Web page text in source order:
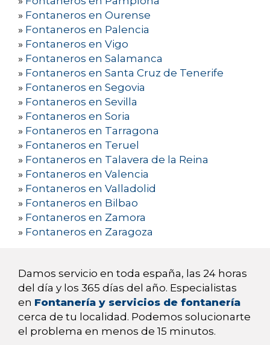
» Fontaneros en Ourense
» Fontaneros en Palencia
» Fontaneros en Vigo
» Fontaneros en Salamanca
» Fontaneros en Santa Cruz de Tenerife
» Fontaneros en Segovia
» Fontaneros en Sevilla
» Fontaneros en Soria
» Fontaneros en Tarragona
» Fontaneros en Teruel
» Fontaneros en Talavera de la Reina
» Fontaneros en Valencia
» Fontaneros en Valladolid
» Fontaneros en Bilbao
» Fontaneros en Zamora
» Fontaneros en Zaragoza
Damos servicio en toda españa, las 24 horas
del día y los 365 días del año. Especialistas
en Fontanería y servicios de fontanería
cerca de tu localidad. Podemos solucionarte
el problema en menos de 15 minutos.